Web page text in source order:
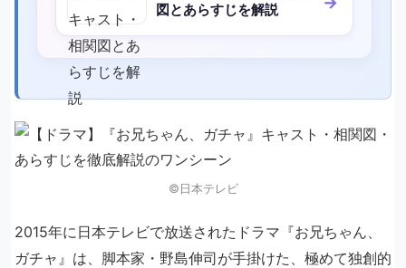
図とあらすじを解説
©日本テレビ
2015年に日本テレビで放送されたドラマ『お兄ちゃん、
ガチャ』は、脚本家・野島伸司が手掛けた、極めて独創的